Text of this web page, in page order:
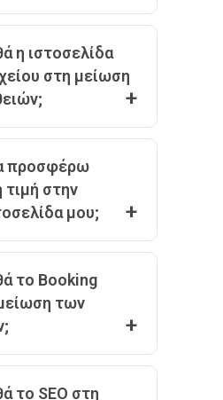
η ιστοσελίδα
στη μείωση
προσφέρω
στην
μου;
το Booking
των
το SEO στη